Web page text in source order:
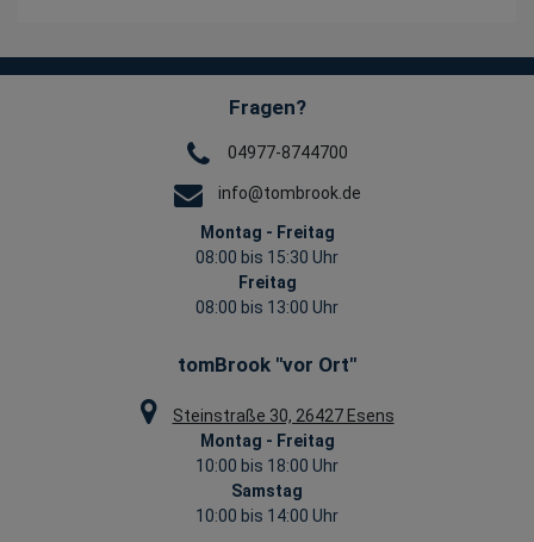
Fragen?
04977-8744700
info@tombrook.de
Montag - Freitag
08:00 bis 15:30 Uhr
Freitag
08:00 bis 13:00 Uhr
tomBrook "vor Ort"
Steinstraße 30, 26427 Esens
Montag - Freitag
10:00 bis 18:00 Uhr
Samstag
10:00 bis 14:00 Uhr